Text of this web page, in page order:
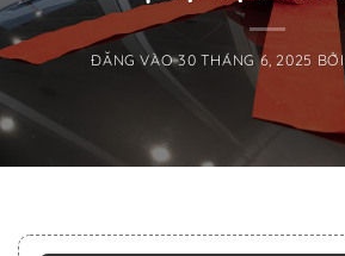
ĐĂNG VÀO30 THÁNG 6, 2025